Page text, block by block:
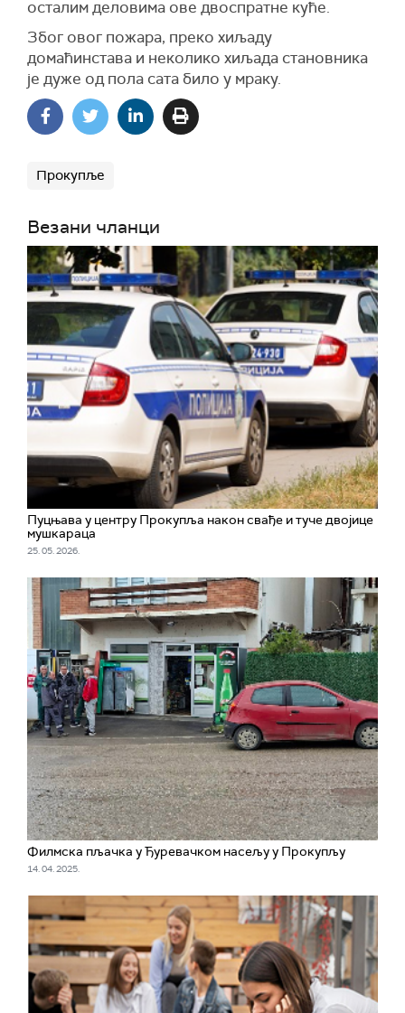
осталим деловима ове двоспратне куће.
Због овог пожара, преко хиљаду
домаћинстава и неколико хиљада становника
је дуже од пола сата било у мраку.
Прокупље
Везани чланци
Пуцњава у центру Прокупља након свађе и туче двојице
мушкараца
25. 05. 2026.
Филмска пљачка у Ђуревачком насељу у Прокупљу
14. 04. 2025.